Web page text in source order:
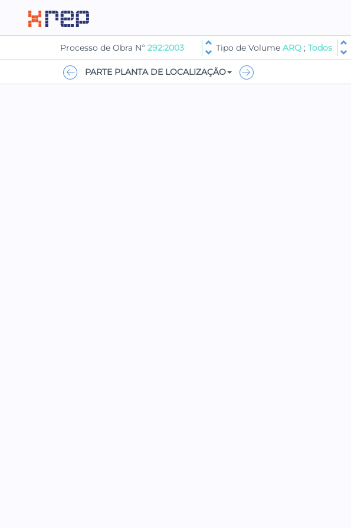
Processo de Obra Nº 292:2003 Tipo de Volume ARQ ; Todos
PARTE PLANTA DE LOCALIZAÇÃO